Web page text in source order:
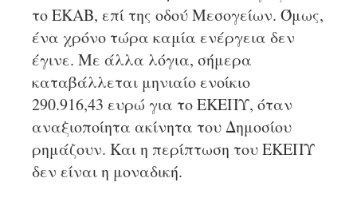
το ΕΚΑΒ, επί της οδού Μεσογείων. Όμως,
ένα χρόνο τώρα καμία ενέργεια δεν
έγινε. Με άλλα λόγια, σήμερα
καταβάλλεται μηνιαίο ενοίκιο
290.916,43 ευρώ για το ΕΚΕΠΥ, όταν
αναξιοποίητα ακίνητα του Δημοσίου
ρημάζουν. Και η περίπτωση του ΕΚΕΠΥ
δεν είναι η μοναδική.